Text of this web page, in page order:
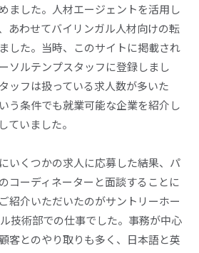
ました。人材エージェントを活用し
あわせてバイリンガル人材向けの転
した。当時、このサイトに掲載され
ソルテンプスタッフに登録しまし
ッフは扱っている求人数が多いた
う条件でも就業可能な企業を紹介し
ていました。
いくつかの求人に応募した結果、パ
コーディネーターと面談することに
紹介いただいたのがサントリーホー
技術部での仕事でした。事務が中心
客とのやり取りも多く、日本語と英